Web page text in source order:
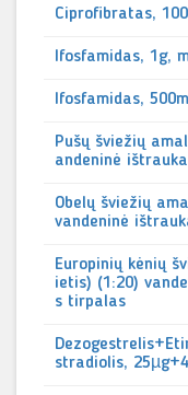
Ciprofibratas,
Ifosfamidas, 1g,
Ifosfamidas,
Pušų šviežių
andeninė
Obelų šviežių
vandeninė
Europinių kėnių
ietis) (1:20)
s tirpalas
stradiolis,